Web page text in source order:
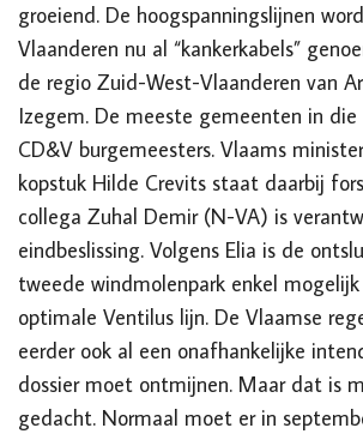
groeiend. De hoogspanningslijnen
Vlaanderen nu al “kankerkabels”
de regio Zuid-West-Vlaanderen van
Izegem. De meeste gemeenten in die
CD&V burgemeesters. Vlaams
kopstuk Hilde Crevits staat daarbij
collega Zuhal Demir (N-VA) is
eindbeslissing. Volgens Elia is de
tweede windmolenpark enkel
optimale Ventilus lijn. De Vlaamse
eerder ook al een onafhankelijke
dossier moet ontmijnen. Maar dat is
gedacht. Normaal moet er in